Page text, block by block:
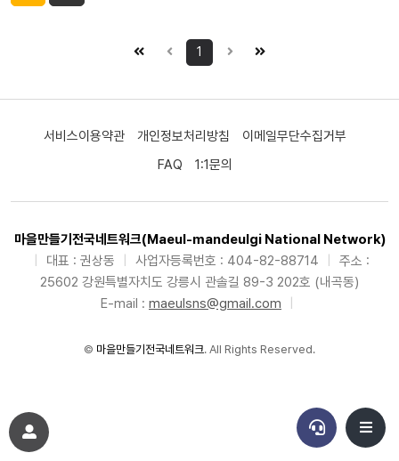
1
서비스이용약관 개인정보처리방침
이메일무단수집거부
FAQ
1:1문의
마을만들기전국네트워크(Maeul-mandeulgi National Network)
대표 : 권상동 사업자등록번호 : 404-82-88714
주소 :
25602 강원특별자치도 강릉시 관솔길 89-3 202호 (내곡동)
E-mail : maeulsns@gmail.com
© 마을만들기전국네트워크. All Rights Reserved.